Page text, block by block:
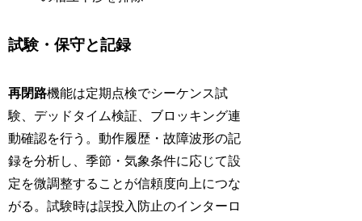
試験・保守と記録
再閉路機能は定期点検でシーケンス試
験、デッドタイム検証、ブロッキング連
動確認を行う。動作履歴・故障波形の記
録を分析し、季節・気象条件に応じて設
定を微調整することが信頼度向上につな
がる。試験時は誤投入防止のインターロ